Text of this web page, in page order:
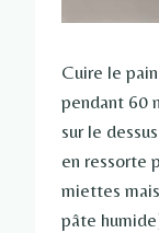
Cuire le
pendant 60
sur le
en ressorte
miettes
pâte